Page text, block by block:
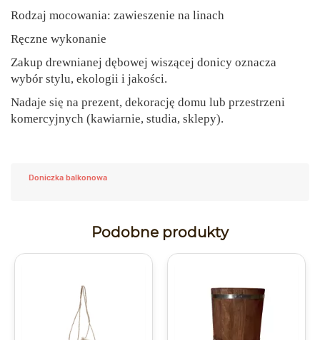
Rodzaj mocowania: zawieszenie na linach
Ręczne wykonanie
Zakup drewnianej dębowej wiszącej donicy oznacza
wybór stylu, ekologii i jakości.
Nadaje się na prezent, dekorację domu lub przestrzeni
komercyjnych (kawiarnie, studia, sklepy).
Doniczka balkonowa
Podobne produkty